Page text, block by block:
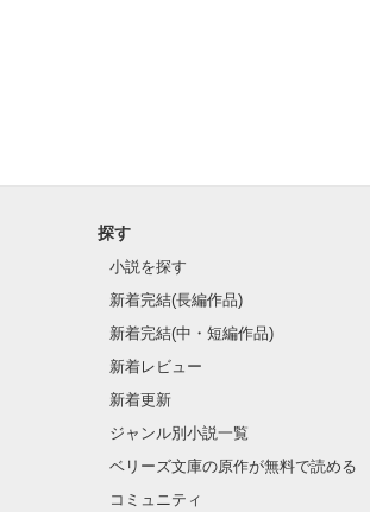
探す
小説を探す
新着完結(長編作品)
新着完結(中・短編作品)
新着レビュー
新着更新
ジャンル別小説一覧
ベリーズ文庫の原作が無料で読める
コミュニティ